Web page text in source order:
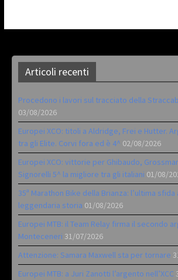
Articoli recenti
Procedono i lavori sul tracciato della
03/08/2026
Europei XCO: titoli a Aldridge, Frei e Hutter.
tra gli Elite. Corvi fora ed è 4^ 02/08/2026
Europei XCO: vittorie per Ghibaudo,
Signorelli 5^ la migliore tra gli italiani 01/08/
35ª Marathon Bike della Brianza: l’ultima
leggendaria storia 01/08/2026
Europei MTB: il Team Relay firma il secondo
Monteceneri 31/07/2026
Attenzione: Samara Maxwell sta per tornare
Europei MTB: a Juri Zanotti l’argento nell’XCC